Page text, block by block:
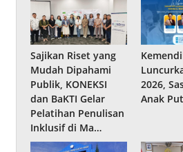
Sajikan Riset yang
Mudah Dipahami
Publik, KONEKSI
dan BaKTI Gelar
Pelatihan Penulisan
Inklusif di Ma…
2026,
Anak